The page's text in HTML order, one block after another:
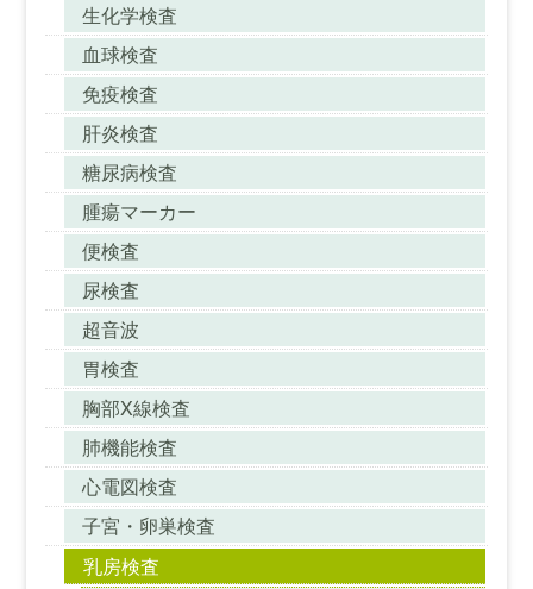
生化学検査
血球検査
免疫検査
肝炎検査
糖尿病検査
腫瘍マーカー
便検査
尿検査
超音波
胃検査
胸部X線検査
肺機能検査
心電図検査
子宮・卵巣検査
乳房検査